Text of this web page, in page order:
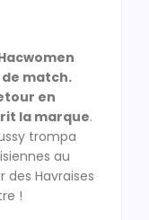
match.
en
la marque.
trompa
au
des Havraises
!